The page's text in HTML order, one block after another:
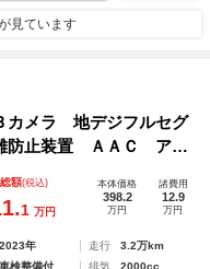
見ています
メラ 地デジフルセグ
防止装置 ＡＡＣ アル
ックプレイヤー接続
簿 ドラレコ パワーウ
額(税込)
1 万円
本体価格
398.2
万円
諸費用
12.9
万円
2023年 走行
3.2万km
車検整備付 排気
2000cc